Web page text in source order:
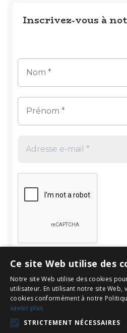
Inscrivez-vous à
Rechercher
Rechercher :
Ce site Web utilise des
Notre site Web utilise des cookies
utilisateur. En utilisant notre site Web,
cookies conformément à notre
savoir plus
STRICTEMENT NÉCESSAIRES